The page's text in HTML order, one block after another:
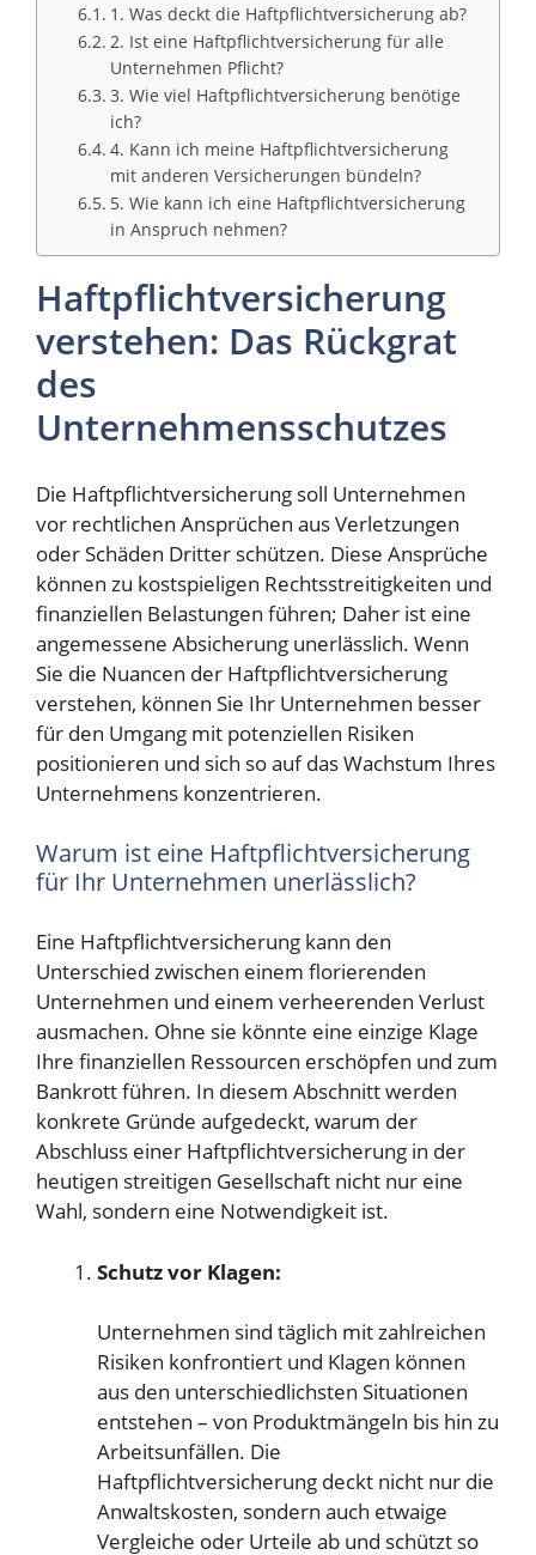
1. Was deckt die Haftpflichtversicherung ab?
2. Ist eine Haftpflichtversicherung für alle
Unternehmen Pflicht?
3. Wie viel Haftpflichtversicherung benötige
ich?
4. Kann ich meine Haftpflichtversicherung
mit anderen Versicherungen bündeln?
5. Wie kann ich eine Haftpflichtversicherung
in Anspruch nehmen?
Haftpflichtversicherung
verstehen: Das Rückgrat
des
Unternehmensschutzes
Die Haftpflichtversicherung soll Unternehmen
vor rechtlichen Ansprüchen aus Verletzungen
oder Schäden Dritter schützen. Diese Ansprüche
können zu kostspieligen Rechtsstreitigkeiten und
finanziellen Belastungen führen; Daher ist eine
angemessene Absicherung unerlässlich. Wenn
Sie die Nuancen der Haftpflichtversicherung
verstehen, können Sie Ihr Unternehmen besser
für den Umgang mit potenziellen Risiken
positionieren und sich so auf das Wachstum Ihres
Unternehmens konzentrieren.
Warum ist eine Haftpflichtversicherung
für Ihr Unternehmen unerlässlich?
Eine Haftpflichtversicherung kann den
Unterschied zwischen einem florierenden
Unternehmen und einem verheerenden Verlust
ausmachen. Ohne sie könnte eine einzige Klage
Ihre finanziellen Ressourcen erschöpfen und zum
Bankrott führen. In diesem Abschnitt werden
konkrete Gründe aufgedeckt, warum der
Abschluss einer Haftpflichtversicherung in der
heutigen streitigen Gesellschaft nicht nur eine
Wahl, sondern eine Notwendigkeit ist.
Schutz vor Klagen:
Unternehmen sind täglich mit zahlreichen
Risiken konfrontiert und Klagen können
aus den unterschiedlichsten Situationen
entstehen – von Produktmängeln bis hin zu
Arbeitsunfällen. Die
Haftpflichtversicherung deckt nicht nur die
Anwaltskosten, sondern auch etwaige
Vergleiche oder Urteile ab und schützt so